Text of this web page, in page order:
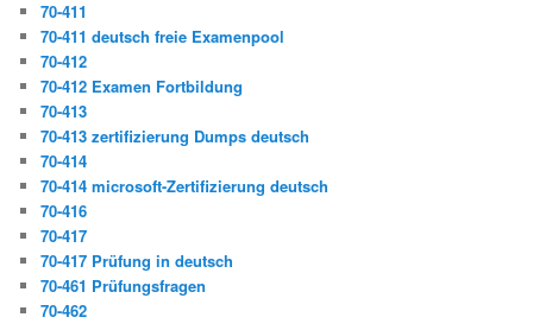
70-411
70-411 deutsch freie Examenpool
70-412
70-412 Examen Fortbildung
70-413
70-413 zertifizierung Dumps deutsch
70-414
70-414 microsoft-Zertifizierung deutsch
70-416
70-417
70-417 Prüfung in deutsch
70-461 Prüfungsfragen
70-462